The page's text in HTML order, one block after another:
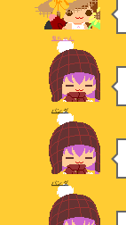
鬼ちゃん
パンダ
パンダ